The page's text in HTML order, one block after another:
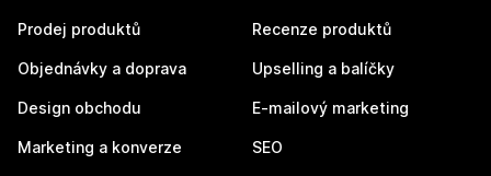
Prodej produktů
Objednávky a doprava
Design obchodu
Marketing a konverze
Recenze produktů
Upselling a balíčky
E-mailový marketing
SEO